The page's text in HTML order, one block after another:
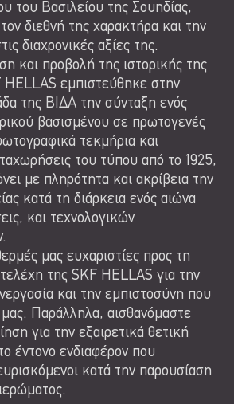
του Βασιλείου της Σουηδίας,
διεθνή της χαρακτήρα και την
διαχρονικές αξίες της.
και προβολή της ιστορικής της
HELLAS εμπιστεύθηκε στην
της ΒΙΔΑ την σύνταξη ενός
βασισμένου σε πρωτογενές
τεκμήρια και
του τύπου από το 1925,
με πληρότητα και ακρίβεια την
κατά τη διάρκεια ενός αιώνα
και τεχνολογικών
μας ευχαριστίες προς τη
της SKF HELLAS για την
και την εμπιστοσύνη που
Παράλληλα, αισθανόμαστε
για την εξαιρετικά θετική
έντονο ενδιαφέρον που
κατά την παρουσίαση